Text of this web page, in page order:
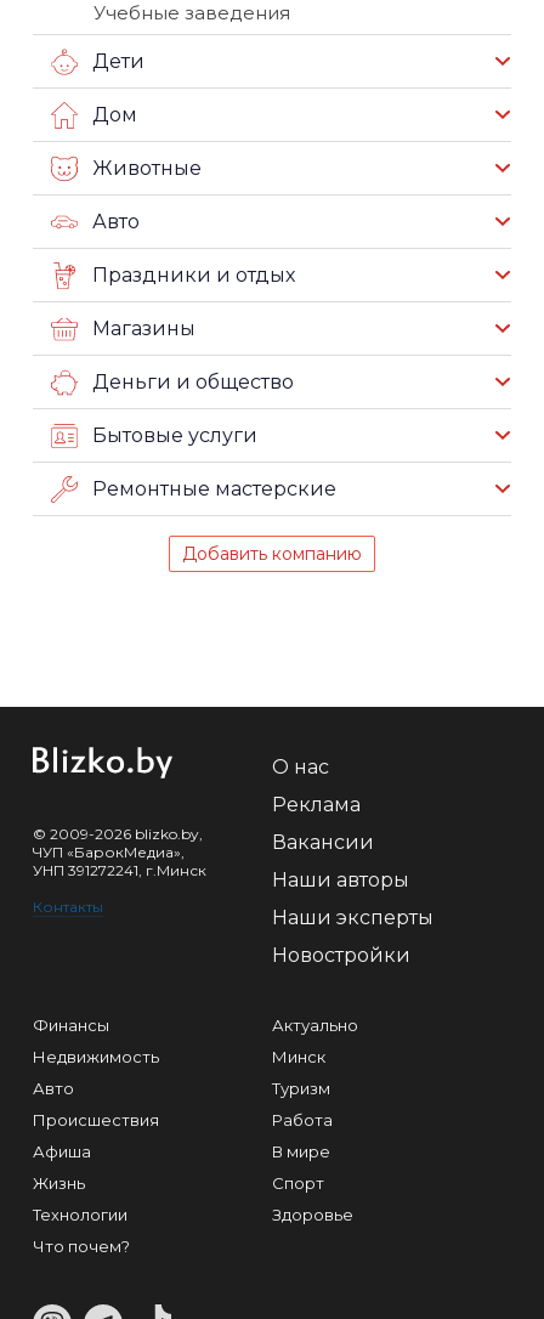
Учебные заведения
Дети
Дом
Животные
Авто
Праздники и отдых
Магазины
Деньги и общество
Бытовые услуги
Ремонтные мастерские
Добавить компанию
© 2009-2026 blizko.by,
ЧУП «БарокМедиа»,
УНП 391272241, г.Минск
Контакты
О нас
Реклама
Вакансии
Наши авторы
Наши эксперты
Новостройки
Финансы
Недвижимость
Авто
Происшествия
Афиша
Жизнь
Технологии
Что почем?
Актуально
Минск
Туризм
Работа
В мире
Спорт
Здоровье